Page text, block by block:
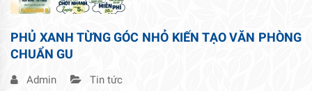
PHỦ XANH TỪNG GÓC NHỎ KIẾN TẠO VĂN PHÒNG
CHUẨN GU
Admin Tin tức